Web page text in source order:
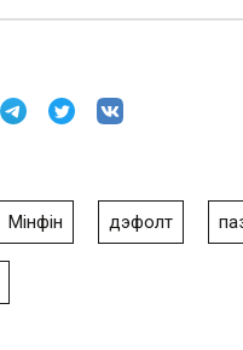
Мінфін дэфолт